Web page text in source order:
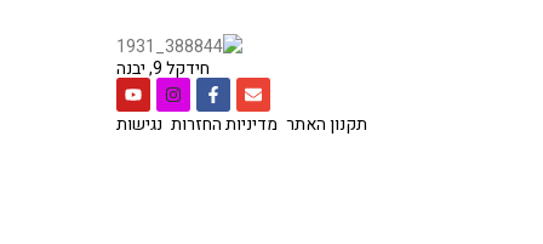
חידקל 9, יבנה
תקנון האתר מדיניות החזרות נגישות